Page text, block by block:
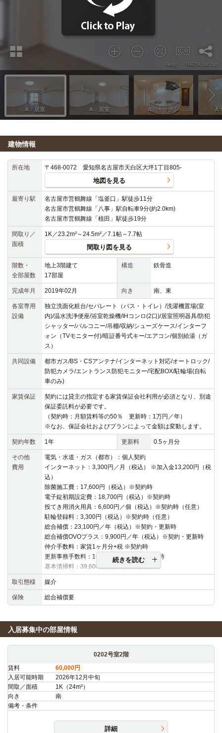
建物情報
所在地 〒468-0072 愛知県名古屋市天白区大坪1丁目805-
地図を見る
最寄り駅
名古屋市営鶴舞線「塩釜口」駅徒歩11分
名古屋市営鶴舞線「八事」駅自転車9分(約2.0km)
名古屋市営鶴舞線「植田」駅徒歩19分
間取り／
面積
1K／23.2m²～24.5m²／7.1帖～7.7帖
間取り図を見る
階数・
全部屋数
地上3階建て
17部屋
構造 鉄骨造
完成年月 2019年02月 向き 南、東
各室専用
設備
独立洗面化粧台/セパレート（バス・トイレ）/洗濯機置場(室
内)/温水洗浄便座/浴室乾燥機/IHコンロ(2口)/居室照明器具/防犯
シャッター/バルコニー/吊棚/収納/シューズケース/インターフ
ォン（TVモニター付)/暗証番号式キー/エアコン/個別給湯（ガ
ス）
共同設備
都市ガス/BS・CSアンテナ/インターネット対応/オートロック/
防犯カメラ/エントランス防犯モニター/宅配BOX/駐輪場(自転
車のみ)
家賃保証
契約には貸主の指定する家賃保証会社利用が必須となり、別途
保証委託料が必要です。
（契約時：月額賃料等の50％ 更新時：1万円／年）
※なお、保証会社およびプランによって金額は変動します。
契約年数 1年 更新料 0.5ヶ月分
その他
費用
電気・水道・ガス（都市）：個人契約
インターネット：3,300円／月（税込） ※加入金13,200円（税
込）
除菌施工費：17,600円（税込）※契約時
電子錠初期設定費：18,700円（税込）※契約時
投てき用消火用具：6,600円／個（税込）※契約時（任意）
駐輪登録料：3,300円（税込）※契約時（任意）
総合補償：23,100円／年（税込）※契約・更新時
総合補償OVOプラス：9,900円／年（税込）※契約・更新時
仲介手数料：家賃1ヶ月分+税 ※契約時
更新事務手数料：16,500円（税込）※更新時
基本清掃料：39,600円（税込）※契約時
続きを読む
取引態様 媒介
保険 総合補償要
入居募集中の部屋情報
0202号室2階
賃料
60,000円
入居可能時期
2026年12月中旬
間取／面積
1K（24m²）
向き
南
備考・条件
詳細